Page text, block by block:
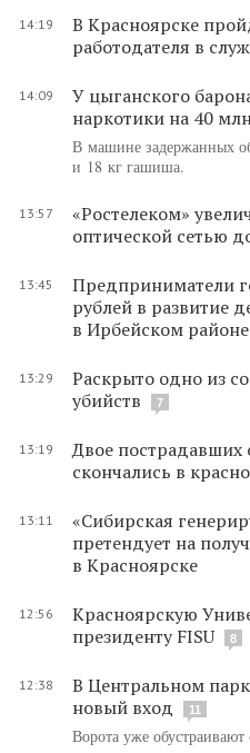
14:19
В Красноярске
работодателя в
14:09
У цыганского
наркотики на 40
В машине задержанных
и 18 кг гашиша.
13:57
«Ростелеком»
оптической сетью
13:45
Предприниматели
рублей в развитие
в Ирбейском районе
13:29
Раскрыто одно из
убийств
7
13:19
Двое пострадавших
скончались в
13:11
«Сибирская
претендует на
в Красноярске
12:56
Красноярскую
президенту FISU
8
12:38
В Центральном
новый вход
11
Ворота уже